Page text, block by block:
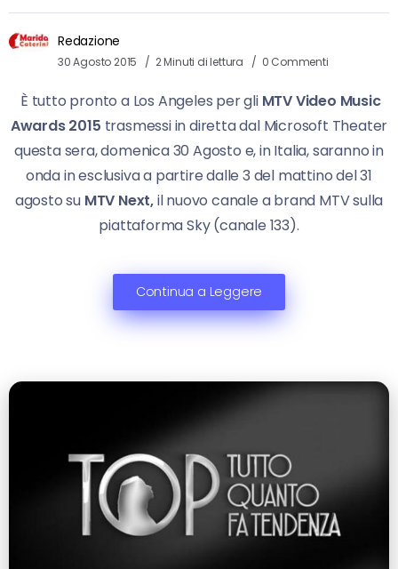
Redazione
30 Agosto 2015 2 Minuti di lettura 0 Commenti
È tutto pronto a Los Angeles per gli MTV Video Music
Awards 2015 trasmessi in diretta dal Microsoft Theater
questa sera, domenica 30 Agosto e, in Italia, saranno in
onda in esclusiva a partire dalle 3 del mattino del 31
agosto su MTV Next,il nuovo canale a brand MTV sulla
piattaforma Sky (canale 133).
Continua a Leggere